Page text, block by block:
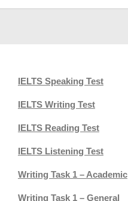
IELTS Speaking Test
IELTS Writing Test
IELTS Reading Test
IELTS Listening Test
Writing Task 1 – Academic
Writing Task 1 – General